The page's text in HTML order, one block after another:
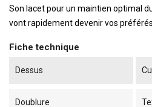
Son lacet pour un maintien optimal
vont rapidement devenir vos
Fiche technique
Dessus
Doublure